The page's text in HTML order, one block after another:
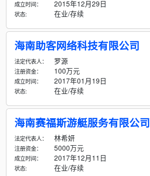
成立时间： 2015年12月29日
状态: 在业/存续
海南助客网络科技有限公司
法定代表人： 罗源
注册资金： 100万元
成立时间： 2017年01月19日
状态: 在业/存续
海南赛福斯游艇服务有限公司
法定代表人： 林希妍
注册资金： 5000万元
成立时间： 2017年12月11日
状态: 在业/存续